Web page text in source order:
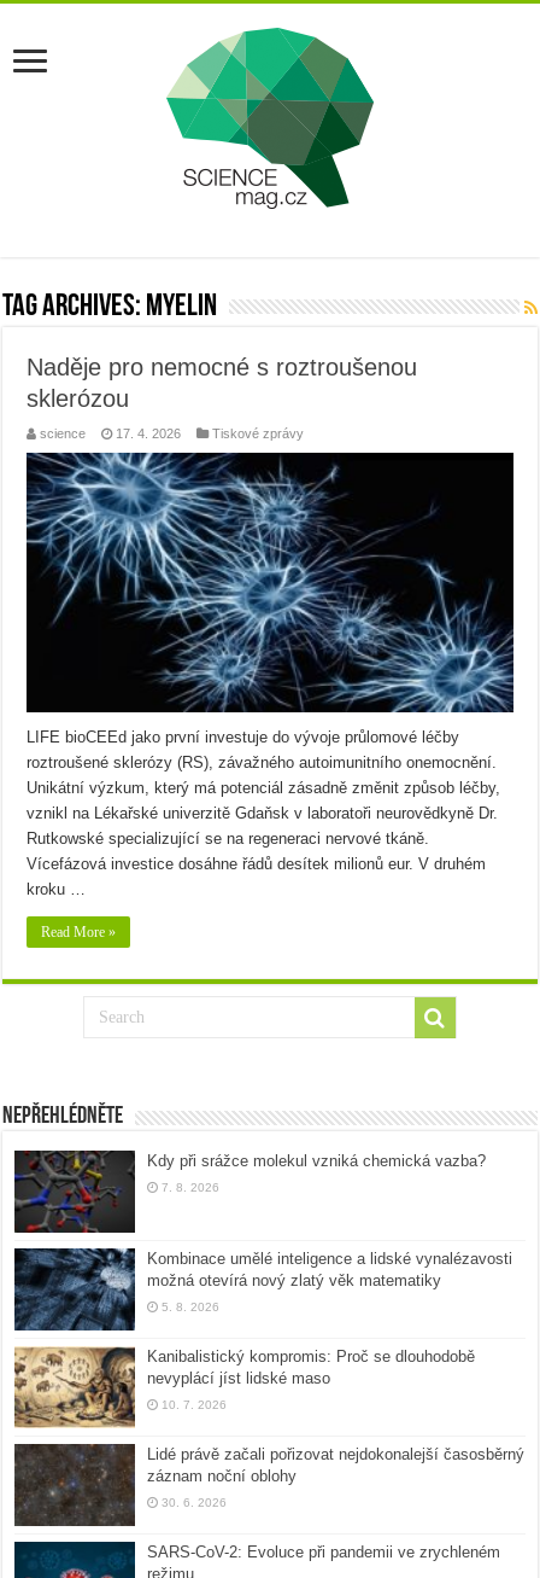
Tag Archives: myelin
Naděje pro nemocné s roztroušenou
sklerózou
science 17. 4. 2026 Tiskové zprávy
LIFE bioCEEd jako první investuje do vývoje průlomové léčby
roztroušené sklerózy (RS), závažného autoimunitního onemocnění.
Unikátní výzkum, který má potenciál zásadně změnit způsob léčby,
vznikl na Lékařské univerzitě Gdaňsk v laboratoři neurovědkyně Dr.
Rutkowské specializující se na regeneraci nervové tkáně.
Vícefázová investice dosáhne řádů desítek milionů eur. V druhém
kroku …
Read More »
Nepřehlédněte
Kdy při srážce molekul vzniká chemická vazba?
7. 8. 2026
Kombinace umělé inteligence a lidské vynalézavosti
možná otevírá nový zlatý věk matematiky
5. 8. 2026
Kanibalistický kompromis: Proč se dlouhodobě
nevyplácí jíst lidské maso
10. 7. 2026
Lidé právě začali pořizovat nejdokonalejší časosběrný
záznam noční oblohy
30. 6. 2026
SARS-CoV-2: Evoluce při pandemii ve zrychleném
režimu